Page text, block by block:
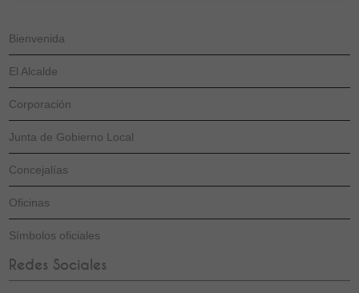
Bienvenida
El Alcalde
Corporación
Junta de Gobierno Local
Concejalías
Oficinas
Símbolos oficiales
Redes Sociales